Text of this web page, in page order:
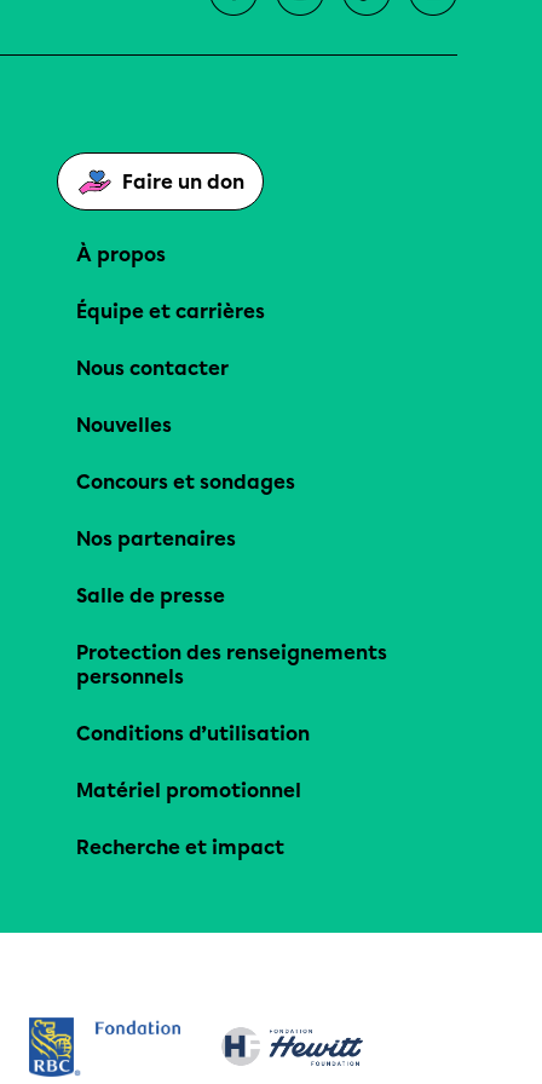
Faire un don
À propos
Équipe et carrières
Nous contacter
Nouvelles
Concours et sondages
Nos partenaires
Salle de presse
Protection des renseignements
personnels
Conditions d’utilisation
Matériel promotionnel
Recherche et impact